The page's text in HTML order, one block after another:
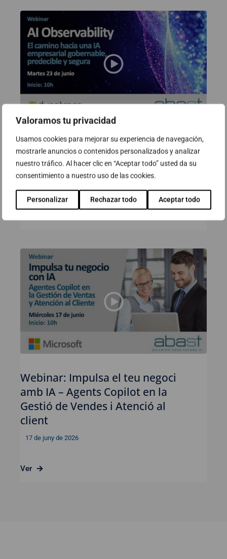
Valoramos tu privacidad
Usamos cookies para mejorar su experiencia de navegación,
mostrarle anuncios o contenidos personalizados y analizar
nuestro tráfico. Al hacer clic en “Aceptar todo” usted da su
consentimiento a nuestro uso de las cookies.
Personalizar Rechazar todo Aceptar todo
Webinar: AI Observability. El camí
cap a una IA empresarial
governable, predictible i segura
Webinar: Impulsa el teu negoci
amb IA – Agents Copilot en la
Gestió de Vendes i Atenció al
client
17 de juny de 2026
Ver